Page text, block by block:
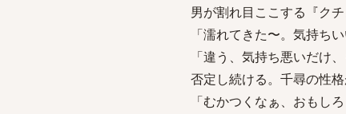
男が割れ目ここする『ク
「濡れてきた〜。気持ち
「違う、気持ち悪いだけ
否定し続ける。千尋の性格
「むかつくなぁ、おもし